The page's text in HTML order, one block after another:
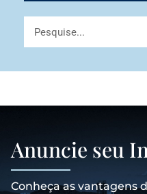
Anuncie seu
Conheça as vantagens